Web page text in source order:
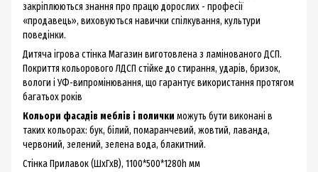
закріплюються знання про працю дорослих - професії
«продавець», виховуються навички спілкування, культури
поведінки.
Дитяча ігрова стінка Магазин виготовлена з ламінованого ДСП.
Покриття кольорового ЛДСП стійке до стирання, ударів, бризок,
вологи і УФ-випромінювання, що гарантує використання протягом
багатьох років
Кольори фасадів меблів і полички можуть бути виконані в
таких кольорах: бук, білий, помаранчевий, жовтий, лаванда,
червоний, зелений, зелена вода, блакитний.
Стінка Прилавок (ШхГхВ), 1100*500*1280h мм